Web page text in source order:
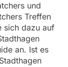
und
Treffen
sich dazu auf
an. Ist es